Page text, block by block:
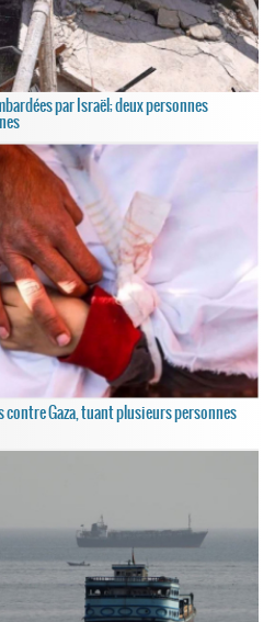
par Israël; deux personnes
contre Gaza, tuant plusieurs personnes